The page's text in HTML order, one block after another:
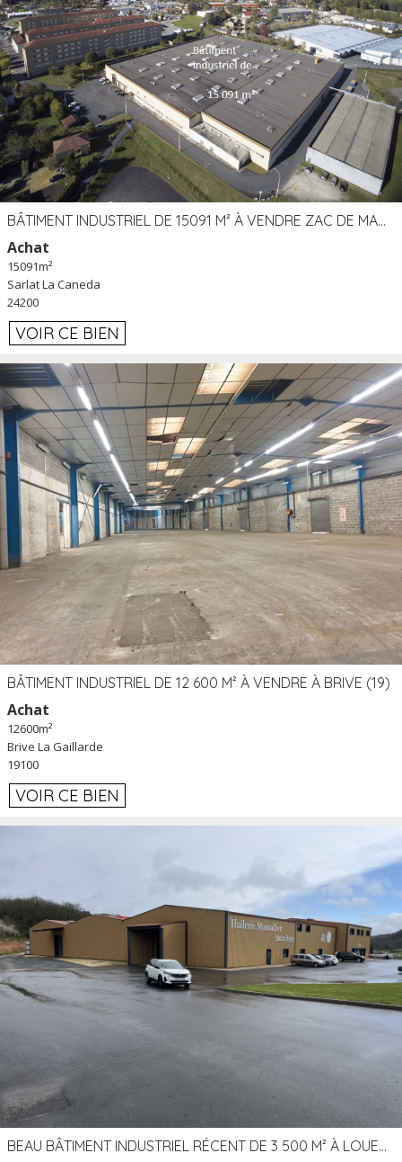
BÂTIMENT INDUSTRIEL DE 15091 M² À VENDRE ZAC DE MADRAZÈS À SARLAT (24)
Achat
15091m²
Sarlat La Caneda
24200
VOIR CE BIEN
BÂTIMENT INDUSTRIEL DE 12 600 M² À VENDRE À BRIVE (19)
Achat
12600m²
Brive La Gaillarde
19100
VOIR CE BIEN
BEAU BÂTIMENT INDUSTRIEL RÉCENT DE 3 500 M² À LOUER OU VENDRE PROCHE PÉRIGUEUX (24)